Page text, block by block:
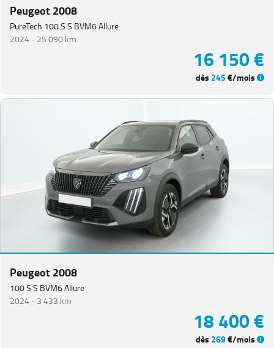
Peugeot 2008
PureTech 100 S S BVM6 Allure
2024 -25 090 km
16 150 €
dès 245€/mois
Peugeot 2008
100 S S BVM6 Allure
2024 -3 433 km
18 400 €
dès 269€/mois